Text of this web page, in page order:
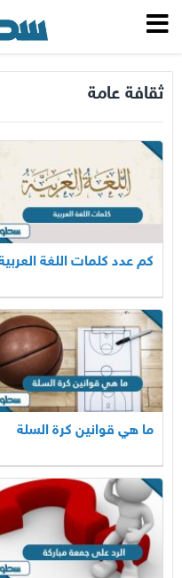
ثقافة عامة
كم عدد كلمات اللغة
ما هي قوانين كرة السلة